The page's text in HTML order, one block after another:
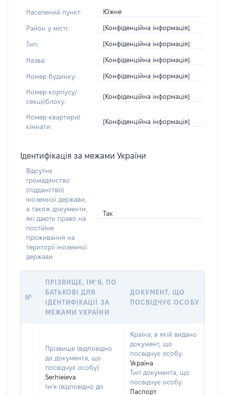
Населений пункт: Южне
Район у місті: [Конфіденційна інформація]
Тип: [Конфіденційна інформація]
Назва: [Конфіденційна інформація]
Номер будинку: [Конфіденційна інформація]
Номер корпусу/
секції/блоку:
[Конфіденційна інформація]
Номер квартири/
кімнати:
[Конфіденційна інформація]
Ідентифікація за межами України
Відсутнє
громадянство
(підданство)
іноземної держави,
а також документи,
які дають право на
постійне
проживання на
території іноземної
держави
Так
№
ПРІЗВИЩЕ, ІМ’Я, ПО
БАТЬКОВІ ДЛЯ
ІДЕНТИФІКАЦІЇ ЗА
МЕЖАМИ УКРАЇНИ
ДОКУМЕНТ, ЩО
ПОСВІДЧУЄ ОСОБУ
Прізвище (відповідно
до документа, що
посвідчує особу):
Serhieieva
Ім’я (відповідно до
Країна, в якій видано
документ, що
посвідчує особу:
Україна
Тип документа, що
посвідчує особу:
Паспорт